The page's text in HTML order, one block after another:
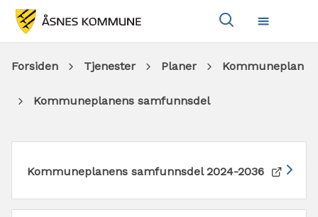
Meny
Du
er
Forsiden Tjenester Planer Kommuneplan
Kommuneplanens samfunnsdel
Kommuneplanens samfunnsdel 2024-2036